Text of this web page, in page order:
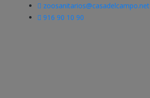
zoosanitarios@casadelcampo.net
916 90 10 90